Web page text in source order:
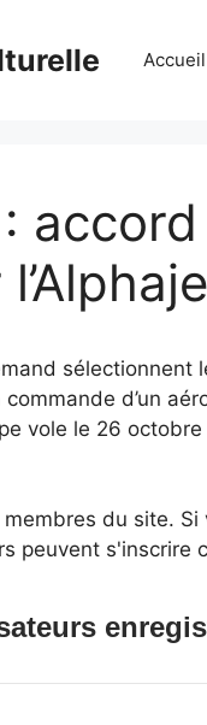
Accueil
sélectionnent
d’un
vole le 26
membres du site.
peuvent s'inscrire